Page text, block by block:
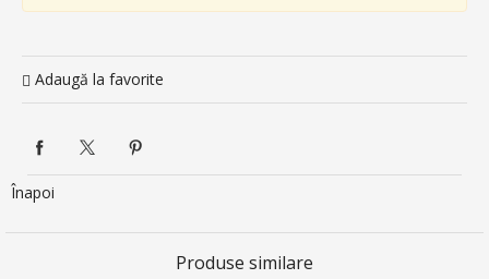
Adaugă la favorite
Înapoi
Produse similare